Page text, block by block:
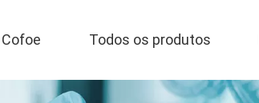
Todos os produtos